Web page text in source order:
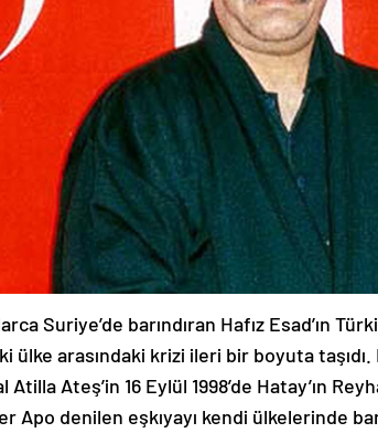
Suriye’de barındıran Hafız Esad’ın
ülke arasındaki krizi ileri bir boyuta
Ateş’in 16 Eylül 1998’de Hatay’ın
Apo denilen eşkıyayı kendi ülkelerinde